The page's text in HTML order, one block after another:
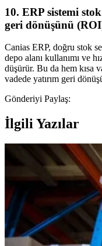
10. ERP sistemi
geri dönüşünü
Canias ERP, doğru stok
depo alanı kullanımı ve
düşürür. Bu da hem kısa
vadede yatırım geri
Gönderiyi Paylaş:
İlgili Yazılar